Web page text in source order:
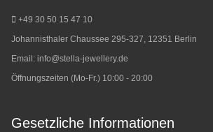
+49 30 50 15 47 10
Johannisthaler Chaussee 295-327, 12351 Berlin
Email: info@stella-jewellery.de
Öffnungszeiten (Mo-Fr.) 10:00 - 20:00
Gesetzliche Informationen